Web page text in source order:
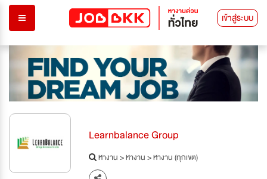
เข้าสู่ระบบ
Learnbalance Group
หางาน>หางาน>หางาน (ทุกเขต)